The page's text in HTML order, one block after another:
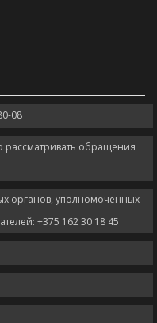
08
рассматривать обращения
органов, уполномоченных
+375 162 30 18 45